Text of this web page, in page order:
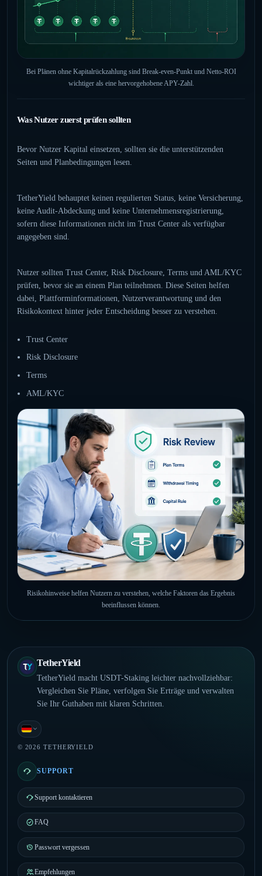
Bei Plänen ohne Kapitalrückzahlung sind Break-even-Punkt und Netto-ROI
wichtiger als eine hervorgehobene APY-Zahl.
Was Nutzer zuerst prüfen sollten
Bevor Nutzer Kapital einsetzen, sollten sie die unterstützenden
Seiten und Planbedingungen lesen.
TetherYield behauptet keinen regulierten Status, keine Versicherung,
keine Audit-Abdeckung und keine Unternehmensregistrierung,
sofern diese Informationen nicht im Trust Center als verfügbar
angegeben sind.
Nutzer sollten Trust Center, Risk Disclosure, Terms und AML/KYC
prüfen, bevor sie an einem Plan teilnehmen. Diese Seiten helfen
dabei, Plattforminformationen, Nutzerverantwortung und den
Risikokontext hinter jeder Entscheidung besser zu verstehen.
Trust Center
Risk Disclosure
Terms
AML/KYC
Risikohinweise helfen Nutzern zu verstehen, welche Faktoren das Ergebnis
beeinflussen können.
TetherYield
TetherYield macht USDT-Staking leichter nachvollziehbar:
Vergleichen Sie Pläne, verfolgen Sie Erträge und verwalten
Sie Ihr Guthaben mit klaren Schritten.
Deutsch
© 2026 TETHERYIELD
SUPPORT
Support kontaktieren
FAQ
Passwort vergessen
Empfehlungen